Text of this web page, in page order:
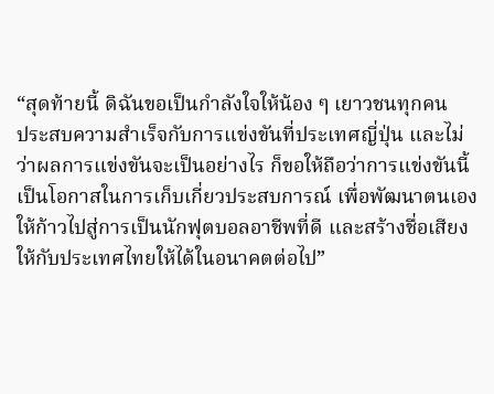
“สุดท้ายนี้ ดิฉันขอเป็นกำลังใจให้น้อง ๆ เยาวชนทุกคน
ประสบความสำเร็จกับการแข่งขันที่ประเทศญี่ปุ่น และไม่
ว่าผลการแข่งขันจะเป็นอย่างไร ก็ขอให้ถือว่าการแข่งขันนี้
เป็นโอกาสในการเก็บเกี่ยวประสบการณ์ เพื่อพัฒนาตนเอง
ให้ก้าวไปสู่การเป็นนักฟุตบอลอาชีพที่ดี และสร้างชื่อเสียง
ให้กับประเทศไทยให้ได้ในอนาคตต่อไป”